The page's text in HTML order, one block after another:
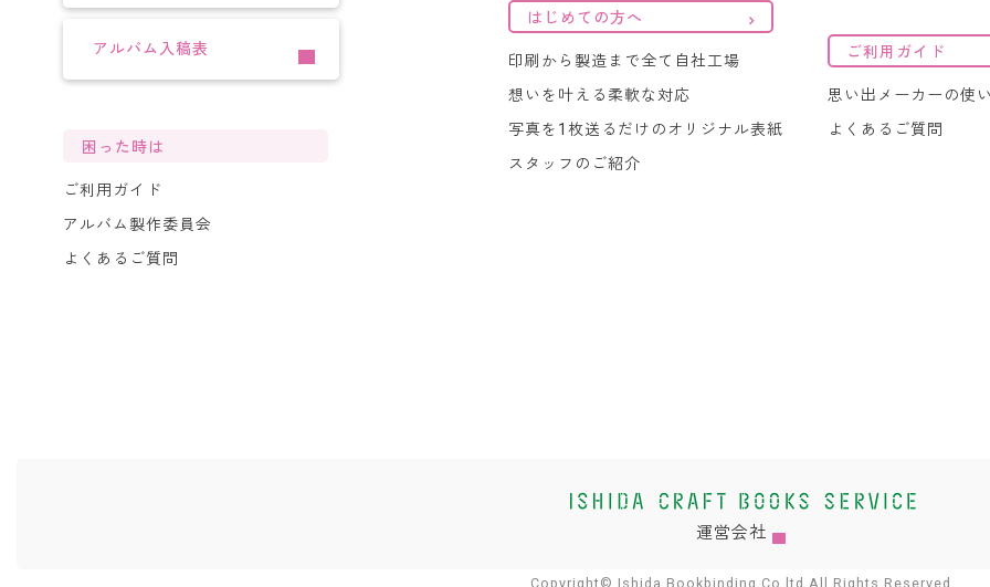
アルバム入稿表
困った時は
ご利用ガイド
アルバム製作委員会
よくあるご質問
はじめての方へ
印刷から製造まで全て自社工場
想いを叶える柔軟な対応
写真を1枚送るだけのオリジナル表紙
スタッフのご紹介
ご利用ガイド
思い出メーカーの使
よくあるご質問
運営会社
Copyright© Ishida Bookbinding Co.ltd All Rights Reserved.